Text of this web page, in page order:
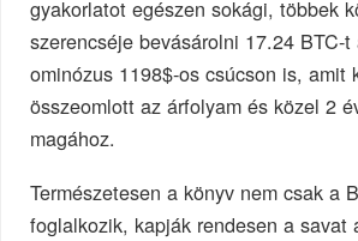
gyakorlatot egészen sokági, többek
szerencséje bevásárolni 17.24 BTC-
ominózus 1198$-os csúcson is, amit
összeomlott az árfolyam és közel 2
magához.
Természetesen a könyv nem csak a
foglalkozik, kapják rendesen a savat